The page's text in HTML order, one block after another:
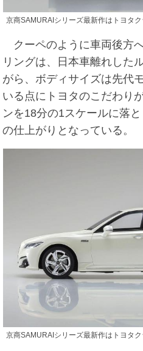
京商SAMURAIシリーズ最新作はトヨタク
クーペのように車両後方
リングは、日本車離れした
がら、ボディサイズは先代
いる点にトヨタのこだわり
ンを18分の1スケールに落
の仕上がりとなっている。
京商SAMURAIシリーズ最新作はトヨタク